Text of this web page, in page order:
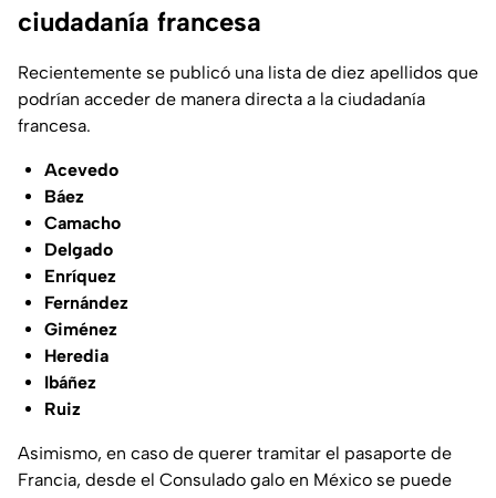
ciudadanía francesa
Recientemente se publicó una lista de diez apellidos que
podrían acceder de manera directa a la ciudadanía
francesa.
Acevedo
Báez
Camacho
Delgado
Enríquez
Fernández
Giménez
Heredia
Ibáñez
Ruiz
Asimismo, en caso de querer tramitar el pasaporte de
Francia, desde el Consulado galo en México se puede